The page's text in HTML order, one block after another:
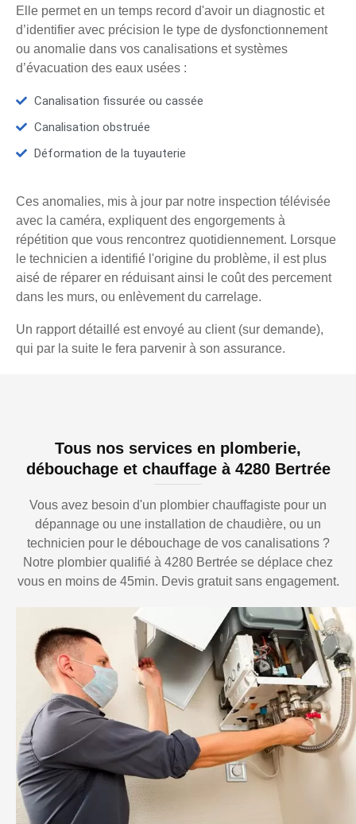
Elle permet en un temps record d'avoir un diagnostic et
d’identifier avec précision le type de dysfonctionnement
ou anomalie dans vos canalisations et systèmes
d’évacuation des eaux usées :
Canalisation fissurée ou cassée
Canalisation obstruée
Déformation de la tuyauterie
Ces anomalies, mis à jour par notre inspection télévisée
avec la caméra, expliquent des engorgements à
répétition que vous rencontrez quotidiennement. Lorsque
le technicien a identifié l'origine du problème, il est plus
aisé de réparer en réduisant ainsi le coût des percement
dans les murs, ou enlèvement du carrelage.
Un rapport détaillé est envoyé au client (sur demande),
qui par la suite le fera parvenir à son assurance.
Tous nos services en plomberie,
débouchage et chauffage à 4280 Bertrée
Vous avez besoin d'un plombier chauffagiste pour un
dépannage ou une installation de chaudière, ou un
technicien pour le débouchage de vos canalisations ?
Notre plombier qualifié à 4280 Bertrée se déplace chez
vous en moins de 45min. Devis gratuit sans engagement.